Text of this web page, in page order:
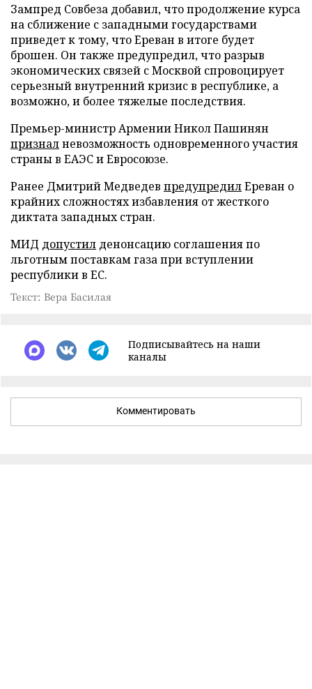
Зампред Совбеза добавил, что продолжение курса
на сближение с западными государствами
приведет к тому, что Ереван в итоге будет
брошен. Он также предупредил, что разрыв
экономических связей с Москвой спровоцирует
серьезный внутренний кризис в республике, а
возможно, и более тяжелые последствия.
Премьер-министр Армении Никол Пашинян
призналневозможность одновременного участия
страны в ЕАЭС и Евросоюзе.
Ранее Дмитрий Медведев предупредилЕреван о
крайних сложностях избавления от жесткого
диктата западных стран.
МИД допустил денонсацию соглашения по
льготным поставкам газа при вступлении
республики в ЕС.
Текст: Вера Басилая
Подписывайтесь на наши
каналы
Комментировать